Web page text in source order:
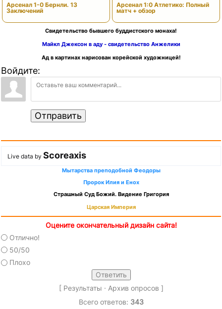
Арсенал 1-0 Бернли. 13
Заключений
Арсенал 1:0 Атлетико: Полный
матч + обзор
Свидетельство бывшего буддистского монаха!
Майкл Джексон в аду - свидетельство Анжелики
Ад в картинах нарисован корейской художницей!
Войдите:
Отправить
Live data by Scoreaxis
Мытарства преподобной Феодоры
Пророк Илия и Енох
Страшный Суд Божий. Видение Григория
Царская Империя
Оцените окончательный дизайн сайта!
Отлично!
50/50
Плохо
[ Результаты · Архив опросов ]
Всего ответов: 343